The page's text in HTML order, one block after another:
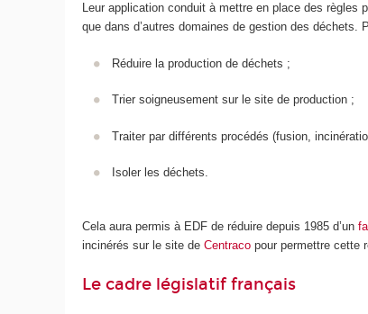
Leur application conduit à mettre en place des
que dans d’autres domaines de gestion des déchets.
Réduire la production de déchets ;
Trier soigneusement sur le site de production ;
Traiter par différents procédés (fusion,
Isoler les déchets.
Cela aura permis à EDF de réduire depuis 1985 d’un
incinérés sur le site deCentraco pour permettre cette
Le cadre législatif français